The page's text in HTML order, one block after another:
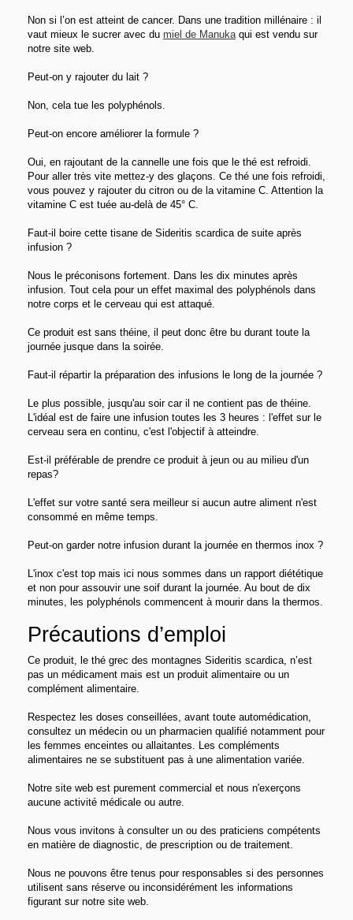
Non si l’on est atteint de cancer. Dans une tradition millénaire : il
vaut mieux le sucrer avec du miel de Manukaqui est vendu sur
notre site web.
Peut-on y rajouter du lait ?
Non, cela tue les polyphénols.
Peut-on encore améliorer la formule ?
Oui, en rajoutant de la cannelle une fois que le thé est refroidi.
Pour aller très vite mettez-y des glaçons. Ce thé une fois refroidi,
vous pouvez y rajouter du citron ou de la vitamine C. Attention la
vitamine C est tuée au-delà de 45° C.
Faut-il boire cette tisane de Sideritis scardica de suite après
infusion ?
Nous le préconisons fortement. Dans les dix minutes après
infusion. Tout cela pour un effet maximal des polyphénols dans
notre corps et le cerveau qui est attaqué.
Ce produit est sans théine, il peut donc être bu durant toute la
journée jusque dans la soirée.
Faut-il répartir la préparation des infusions le long de la journée ?
Le plus possible, jusqu'au soir car il ne contient pas de théine.
L'idéal est de faire une infusion toutes les 3 heures : l'effet sur le
cerveau sera en continu, c'est l'objectif à atteindre.
Est-il préférable de prendre ce produit à jeun ou au milieu d'un
repas?
L'effet sur votre santé sera meilleur si aucun autre aliment n'est
consommé en même temps.
Peut-on garder notre infusion durant la journée en thermos inox ?
L'inox c'est top mais ici nous sommes dans un rapport diététique
et non pour assouvir une soif durant la journée. Au bout de dix
minutes, les polyphénols commencent à mourir dans la thermos.
Précautions d’emploi
Ce produit, le thé grec des montagnes Sideritis scardica, n’est
pas un médicament mais est un produit alimentaire ou un
complément alimentaire.
Respectez les doses conseillées, avant toute automédication,
consultez un médecin ou un pharmacien qualifié notamment pour
les femmes enceintes ou allaitantes. Les compléments
alimentaires ne se substituent pas à une alimentation variée.
Notre site web est purement commercial et nous n'exerçons
aucune activité médicale ou autre.
Nous vous invitons à consulter un ou des praticiens compétents
en matière de diagnostic, de prescription ou de traitement.
Nous ne pouvons être tenus pour responsables si des personnes
utilisent sans réserve ou inconsidérément les informations
figurant sur notre site web.